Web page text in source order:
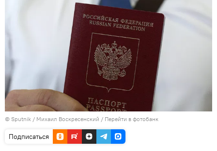
© Sputnik / Михаил Воскресенский / Перейти в фотобанк
Подписаться